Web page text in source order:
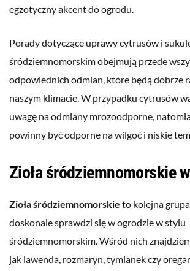
egzotyczny akcent do ogrodu.
Porady dotyczące uprawy cytrusów i
śródziemnomorskim obejmują przede
odpowiednich odmian, które będą dobrze
naszym klimacie. W przypadku cytrusów
uwagę na odmiany mrozoodporne,
powinny być odporne na wilgoć i niskie
Zioła śródziemnomorskie
Zioła śródziemnomorskie to kolejna
doskonale sprawdzi się w ogrodzie w stylu
śródziemnomorskim. Wśród nich
jak lawenda, rozmaryn, tymianek czy